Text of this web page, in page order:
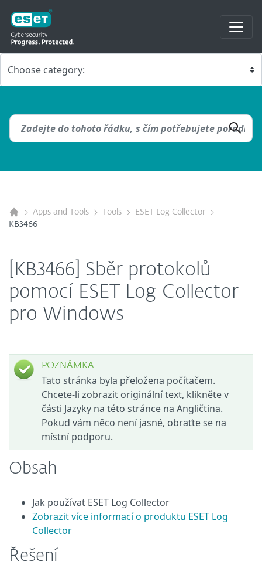
Apps and Tools Tools
ESET Log Collector
KB3466
[KB3466] Sběr protokolů
pomocí ESET Log Collector
pro Windows
POZNÁMKA:
Tato stránka byla přeložena počítačem.
Chcete-li zobrazit originální text, klikněte v
části Jazyky na této stránce na Angličtina.
Pokud vám něco není jasné, obraťte se na
místní podporu.
Obsah
Jak používat ESET Log Collector
Zobrazit více informací o produktu ESET Log
Collector
Řešení